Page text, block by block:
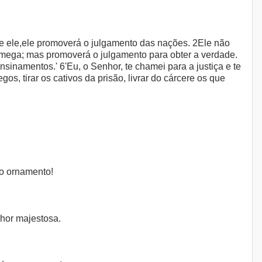
ele,ele promoverá o julgamento das nações. 2Ele não
mas promoverá o julgamento para obter a verdade.
6'Eu, o Senhor, te chamei para a justiça e te
tirar os cativos da prisão, livrar do cárcere os que
ornamento!
majestosa.